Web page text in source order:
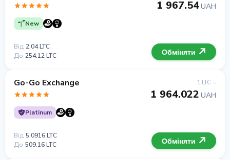
New
1 967.54UAH
Від 2.04 LTC
До 254.12 LTC Обміняти
Go-Go Exchange
Platinum
1 LTC =
1 964.022 UAH
Від 5.0916 LTC
До 509.16 LTC Обміняти